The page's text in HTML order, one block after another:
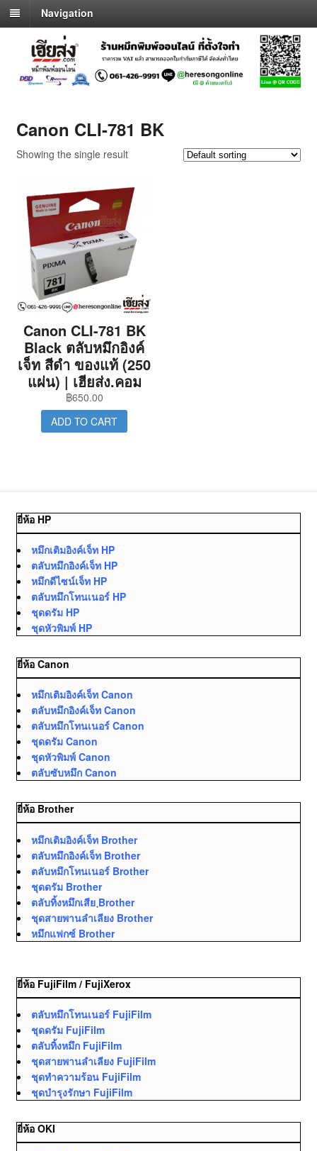
Navigation
Canon CLI-781 BK
Showing the single result
Canon CLI-781 BK
Black ตลับหมึกอิงค์
เจ็ท สีดำ ของแท้ (250
แผ่น) | เฮียส่ง.คอม
฿650.00
ADD TO CART
ยี่ห้อ HP
หมึกเติมอิงค์เจ็ท HP
ตลับหมึกอิงค์เจ็ท HP
หมึกดีไซน์เจ็ท HP
ตลับหมึกโทนเนอร์ HP
ชุดดรัม HP
ชุดหัวพิมพ์ HP
ยี่ห้อ Canon
หมึกเติมอิงค์เจ็ท Canon
ตลับหมึกอิงค์เจ็ท Canon
ตลับหมึกโทนเนอร์ Canon
ชุดดรัม Canon
ชุดหัวพิมพ์ Canon
ตลับซับหมึก Canon
ยี่ห้อ Brother
หมึกเติมอิงค์เจ็ท Brother
ตลับหมึกอิงค์เจ็ท Brother
ตลับหมึกโทนเนอร์ Brother
ชุดดรัม Brother
ตลับทิ้งหมึกเสีย ฺBrother
ชุดสายพานลำเลียง Brother
หมึกแฟกซ์ Brother
ยี่ห้อ FujiFilm / FujiXerox
ตลับหมึกโทนเนอร์ FujiFilm
ชุดดรัม FujiFilm
ตลับทิ้งหมึก FujiFilm
ชุดสายพานลำเลียง FujiFilm
ชุดทำความร้อน FujiFilm
ชุดบำรุงรักษา FujiFilm
ยี่ห้อ OKI